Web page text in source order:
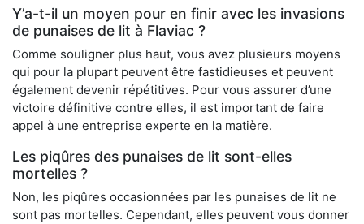
Y’a-t-il un moyen pour en finir avec les invasions
de punaises de lit à Flaviac ?
Comme souligner plus haut, vous avez plusieurs moyens
qui pour la plupart peuvent être fastidieuses et peuvent
également devenir répétitives. Pour vous assurer d’une
victoire définitive contre elles, il est important de faire
appel à une entreprise experte en la matière.
Les piqûres des punaises de lit sont-elles
mortelles ?
Non, les piqûres occasionnées par les punaises de lit ne
sont pas mortelles. Cependant, elles peuvent vous donner